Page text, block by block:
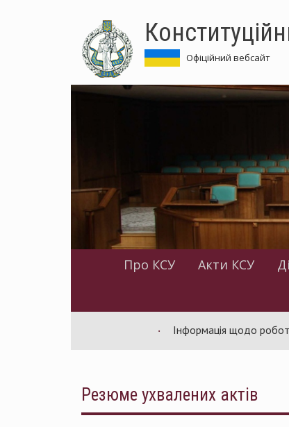
Офіційний вебсайт
Про КСУ Акти КСУ
Інформація щодо роботи
Резюме ухвалених актів